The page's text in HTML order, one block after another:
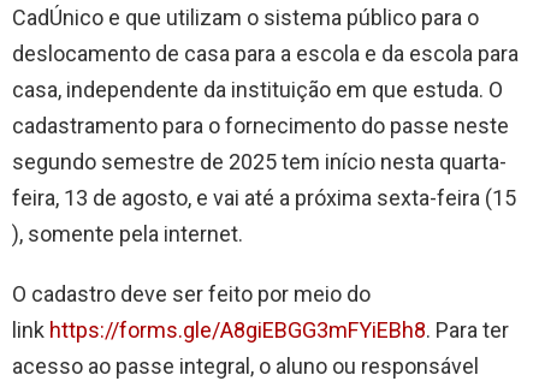
CadÚnico e que utilizam o sistema público para o
deslocamento de casa para a escola e da escola para
casa, independente da instituição em que estuda. O
cadastramento para o fornecimento do passe neste
segundo semestre de 2025 tem início nesta quarta-
feira, 13 de agosto, e vai até a próxima sexta-feira (15
), somente pela internet.
O cadastro deve ser feito por meio do
link https://forms.gle/A8giEBGG3mFYiEBh8. Para ter
acesso ao passe integral, o aluno ou responsável